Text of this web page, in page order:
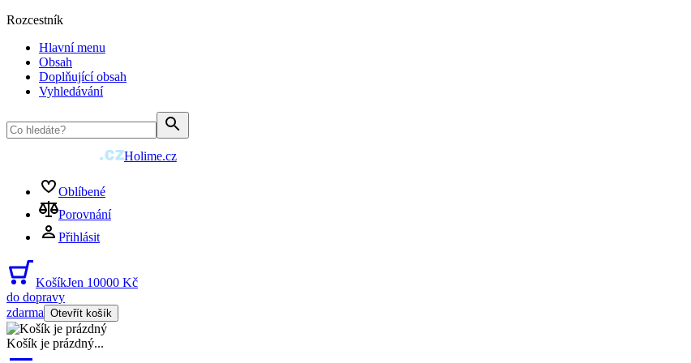
Rozcestník
Hlavní menu
Obsah
Doplňující obsah
Vyhledávání
Holime.cz
Oblíbené
Porovnání
Přihlásit
KošíkJen 10000 Kč
do dopravy
zdarma Otevřít košík
Košík je prázdný...